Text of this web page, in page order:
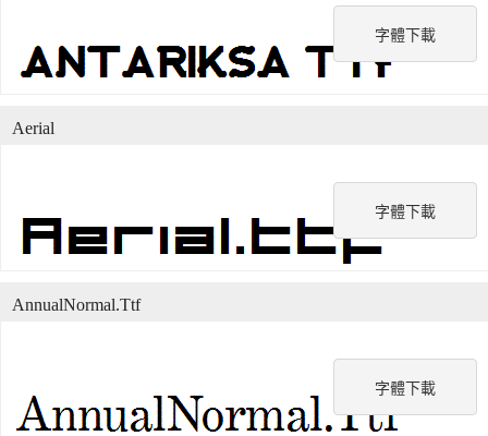
字體下載
字體下載
Aerial
字體下載
AnnualNormal.Ttf